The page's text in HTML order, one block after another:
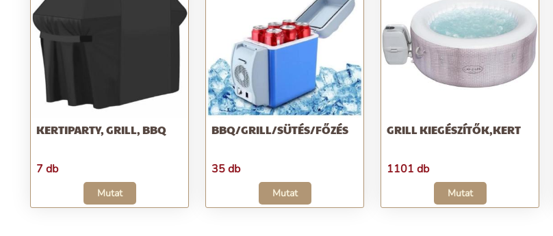
KERTIPARTY, GRILL, BBQ
7 db
Mutat
BBQ/GRILL/SÜTÉS/FŐZÉS
35 db
Mutat
GRILL KIEGÉSZÍTŐK,KERT
1101 db
Mutat